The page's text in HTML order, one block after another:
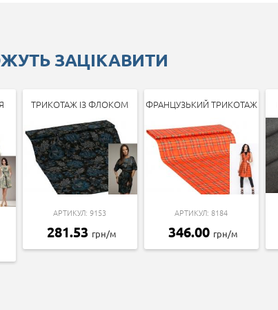
ЗАЦІКАВИТИ
ТРИКОТАЖ ІЗ ФЛОКОМ
АРТИКУЛ: 9153
281.53 грн/м
ФРАНЦУЗЬКИЙ ТРИКОТАЖ
АРТИКУЛ: 8184
346.00 грн/м